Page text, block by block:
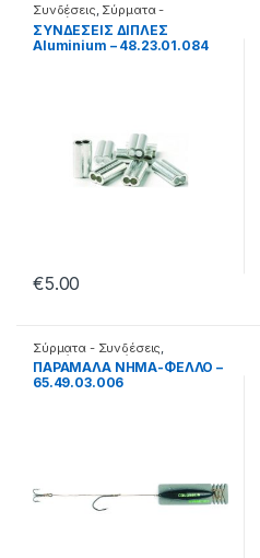
Συνδέσεις, Σύρματα -
Συνδέσεις
ΣΥΝΔΕΣΕΙΣ ΔΙΠΛΕΣ
Aluminium – 48.23.01.084
€5.00
Σύρματα - Συνδέσεις
Συρμάτινα παράμαλλα
ΠΑΡΑΜΑΛΑ ΝΗΜΑ-ΦΕΛΛΟ –
65.49.03.006